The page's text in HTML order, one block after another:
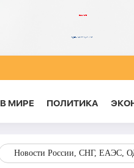
В МИРЕ ПОЛИТИКА
Новости России, СНГ, ЕАЭС,